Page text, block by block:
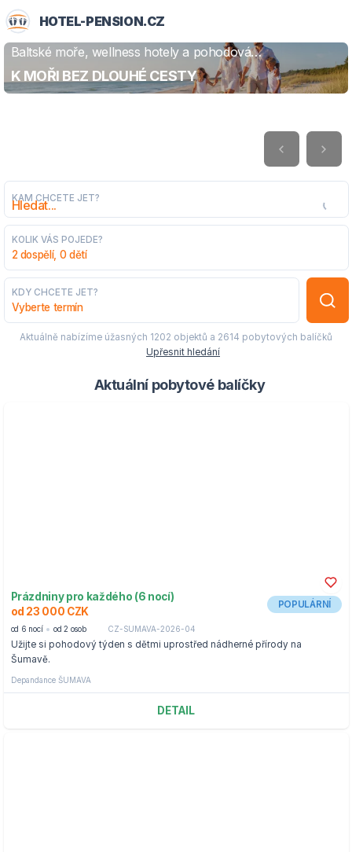
HOTEL-PENSION.CZ
Baltské moře, wellness hotely a pohodová
dovolená
K MOŘI BEZ DLOUHÉ CESTY
ZJISTIT VÍCE
KAM CHCETE JET?
KOLIK VÁS POJEDE?
2 dospělí, 0 dětí
KDY CHCETE JET?
Vyberte termín
Aktuálně nabízíme úžasných 1202 objektů a 2614 pobytových balíčků
Upřesnit hledání
Aktuální pobytové balíčky
Prázdniny pro každého (6 nocí)
od 23 000 CZK
POPULÁRNÍ
od 6 nocí od 2 osob CZ-SUMAVA-2026-04
Užijte si pohodový týden s dětmi uprostřed nádherné přírody na
Šumavě.
Depandance ŠUMAVA
DETAIL